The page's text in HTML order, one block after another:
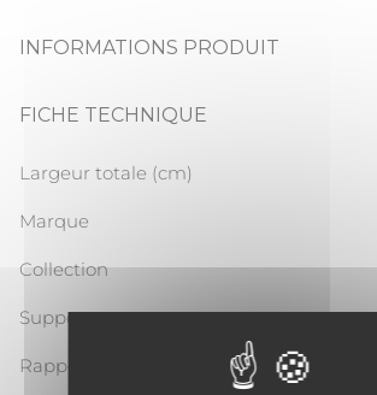
INFORMATIONS PRODUIT
FICHE TECHNIQUE
Largeur totale (cm)
Marque
Collection
Support
Rapport Vertical